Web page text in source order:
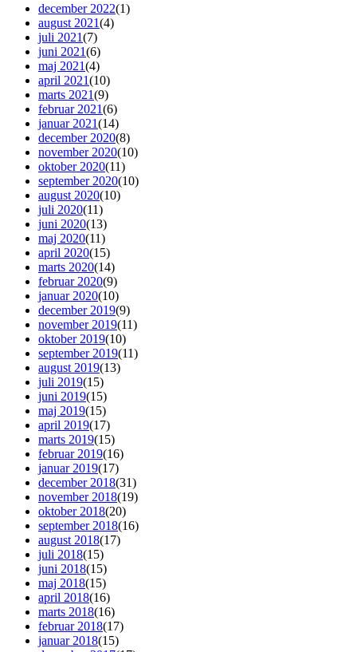
december 2022(1)
august 2021(4)
juli 2021(7)
juni 2021(6)
maj 2021(4)
april 2021(10)
marts 2021(9)
februar 2021(6)
januar 2021(14)
december 2020(8)
november 2020(10)
oktober 2020(11)
september 2020(10)
august 2020(10)
juli 2020(11)
juni 2020(13)
maj 2020(11)
april 2020(15)
marts 2020(14)
februar 2020(9)
januar 2020(10)
december 2019(9)
november 2019(11)
oktober 2019(10)
september 2019(11)
august 2019(13)
juli 2019(15)
juni 2019(15)
maj 2019(15)
april 2019(17)
marts 2019(15)
februar 2019(16)
januar 2019(17)
december 2018(31)
november 2018(19)
oktober 2018(20)
september 2018(16)
august 2018(17)
juli 2018(15)
juni 2018(15)
maj 2018(15)
april 2018(16)
marts 2018(16)
februar 2018(17)
januar 2018(15)